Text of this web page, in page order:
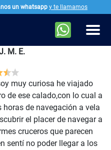
M. E.
muy curiosa he viajado
de ese calado,con lo cual a
de navegación a vela
el placer de navegar a
cruceros que parecen
sentí no poder llegar a los
un whatsapp y te llamamos